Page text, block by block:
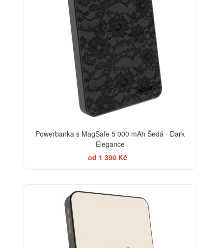
Powerbanka s MagSafe 5 000 mAh Šedá - Dark
Elegance
od 1 390 Kč